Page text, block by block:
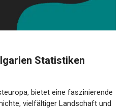
Statistiken
bietet eine faszinierende
vielfältiger Landschaft und